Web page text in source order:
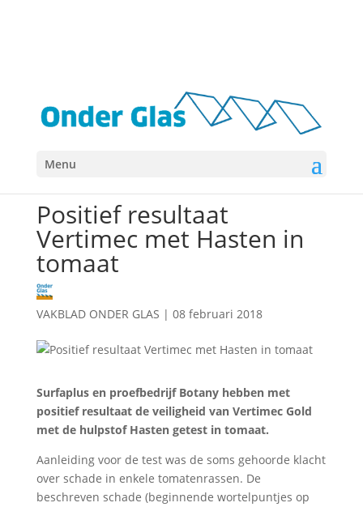
Menu
Beurzen & events
Positief resultaat
Vertimec met Hasten in
tomaat
VAKBLAD ONDER GLAS | 08 februari 2018
Surfaplus en proefbedrijf Botany hebben met
positief resultaat de veiligheid van Vertimec Gold
met de hulpstof Hasten getest in tomaat.
Aanleiding voor de test was de soms gehoorde klacht
over schade in enkele tomatenrassen. De
beschreven schade (beginnende wortelpuntjes op